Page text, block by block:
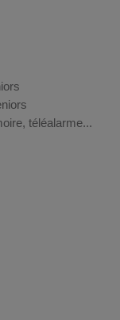
téléalarme...